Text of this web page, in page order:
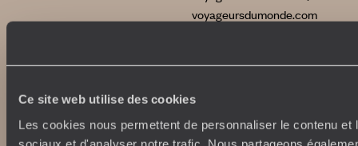
Ce site web utilise des cookies
Les cookies nous permettent de personnaliser le contenu
voyageursdumonde.com
CopyrightsPlan du site